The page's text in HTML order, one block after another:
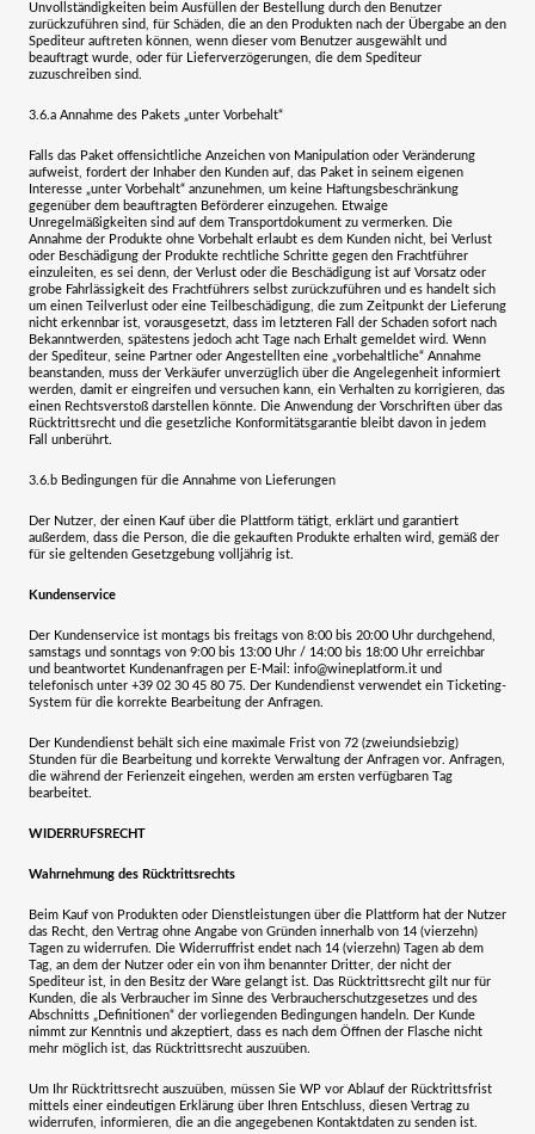
Unvollständigkeiten beim Ausfüllen der Bestellung durch den Benutzer
zurückzuführen sind, für Schäden, die an den Produkten nach der Übergabe an den
Spediteur auftreten können, wenn dieser vom Benutzer ausgewählt und
beauftragt wurde, oder für Lieferverzögerungen, die dem Spediteur
zuzuschreiben sind.
3.6.a Annahme des Pakets „unter Vorbehalt“
Falls das Paket offensichtliche Anzeichen von Manipulation oder Veränderung
aufweist, fordert der Inhaber den Kunden auf, das Paket in seinem eigenen
Interesse „unter Vorbehalt“ anzunehmen, um keine Haftungsbeschränkung
gegenüber dem beauftragten Beförderer einzugehen. Etwaige
Unregelmäßigkeiten sind auf dem Transportdokument zu vermerken. Die
Annahme der Produkte ohne Vorbehalt erlaubt es dem Kunden nicht, bei Verlust
oder Beschädigung der Produkte rechtliche Schritte gegen den Frachtführer
einzuleiten, es sei denn, der Verlust oder die Beschädigung ist auf Vorsatz oder
grobe Fahrlässigkeit des Frachtführers selbst zurückzuführen und es handelt sich
um einen Teilverlust oder eine Teilbeschädigung, die zum Zeitpunkt der Lieferung
nicht erkennbar ist, vorausgesetzt, dass im letzteren Fall der Schaden sofort nach
Bekanntwerden, spätestens jedoch acht Tage nach Erhalt gemeldet wird. Wenn
der Spediteur, seine Partner oder Angestellten eine „vorbehaltliche“ Annahme
beanstanden, muss der Verkäufer unverzüglich über die Angelegenheit informiert
werden, damit er eingreifen und versuchen kann, ein Verhalten zu korrigieren, das
einen Rechtsverstoß darstellen könnte. Die Anwendung der Vorschriften über das
Rücktrittsrecht und die gesetzliche Konformitätsgarantie bleibt davon in jedem
Fall unberührt.
3.6.b Bedingungen für die Annahme von Lieferungen
Der Nutzer, der einen Kauf über die Plattform tätigt, erklärt und garantiert
außerdem, dass die Person, die die gekauften Produkte erhalten wird, gemäß der
für sie geltenden Gesetzgebung volljährig ist.
Kundenservice
Der Kundenservice ist montags bis freitags von 8:00 bis 20:00 Uhr durchgehend,
samstags und sonntags von 9:00 bis 13:00 Uhr / 14:00 bis 18:00 Uhr erreichbar
und beantwortet Kundenanfragen per E-Mail: info@wineplatform.it und
telefonisch unter +39 02 30 45 80 75. Der Kundendienst verwendet ein Ticketing-
System für die korrekte Bearbeitung der Anfragen.
Der Kundendienst behält sich eine maximale Frist von 72 (zweiundsiebzig)
Stunden für die Bearbeitung und korrekte Verwaltung der Anfragen vor. Anfragen,
die während der Ferienzeit eingehen, werden am ersten verfügbaren Tag
bearbeitet.
WIDERRUFSRECHT
Wahrnehmung des Rücktrittsrechts
Beim Kauf von Produkten oder Dienstleistungen über die Plattform hat der Nutzer
das Recht, den Vertrag ohne Angabe von Gründen innerhalb von 14 (vierzehn)
Tagen zu widerrufen. Die Widerruffrist endet nach 14 (vierzehn) Tagen ab dem
Tag, an dem der Nutzer oder ein von ihm benannter Dritter, der nicht der
Spediteur ist, in den Besitz der Ware gelangt ist. Das Rücktrittsrecht gilt nur für
Kunden, die als Verbraucher im Sinne des Verbraucherschutzgesetzes und des
Abschnitts „Definitionen“ der vorliegenden Bedingungen handeln. Der Kunde
nimmt zur Kenntnis und akzeptiert, dass es nach dem Öffnen der Flasche nicht
mehr möglich ist, das Rücktrittsrecht auszuüben.
Um Ihr Rücktrittsrecht auszuüben, müssen Sie WP vor Ablauf der Rücktrittsfrist
mittels einer eindeutigen Erklärung über Ihren Entschluss, diesen Vertrag zu
widerrufen, informieren, die an die angegebenen Kontaktdaten zu senden ist.